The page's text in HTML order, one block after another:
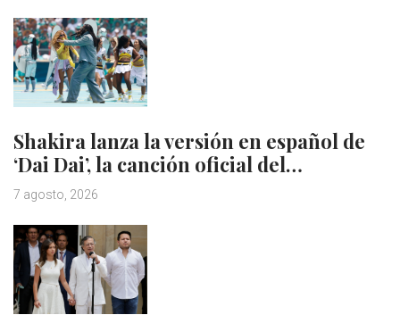
Shakira lanza la versión en español de
‘Dai Dai’, la canción oficial del…
7 agosto, 2026